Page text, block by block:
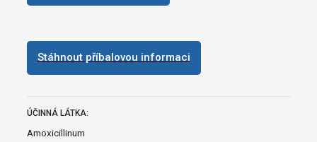
Stáhnout příbalovou informaci
ÚČINNÁ LÁTKA:
Amoxicillinum